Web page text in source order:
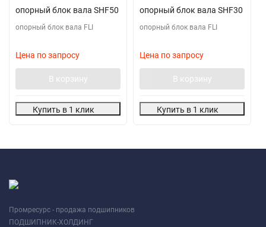
опорный блок вала SHF50
опорный блок вала FLI
Цена по запросу
В корзину
Купить в 1 клик
опорный блок вала SHF30
опорный блок вала FLI
Цена по запросу
В корзину
Купить в 1 клик
Промресурс - продажа подшипников
ПОДШИПНИК-ХОЛДИНГ